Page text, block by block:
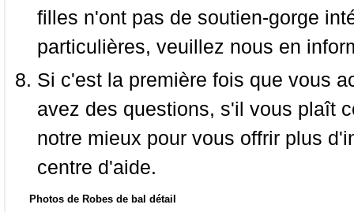
filles n'ont pas de soutien-gorge
particulières, veuillez nous en
Si c'est la première fois que vous
avez des questions, s'il vous plaît
notre mieux pour vous offrir plus
centre d'aide.
Photos de Robes de bal détail